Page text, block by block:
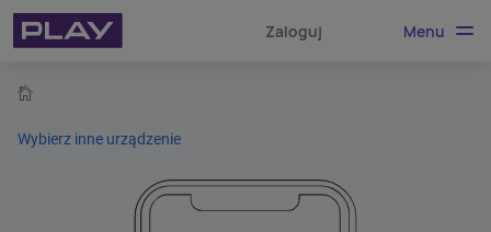
Zaloguj Menu
Wybierz inne urządzenie